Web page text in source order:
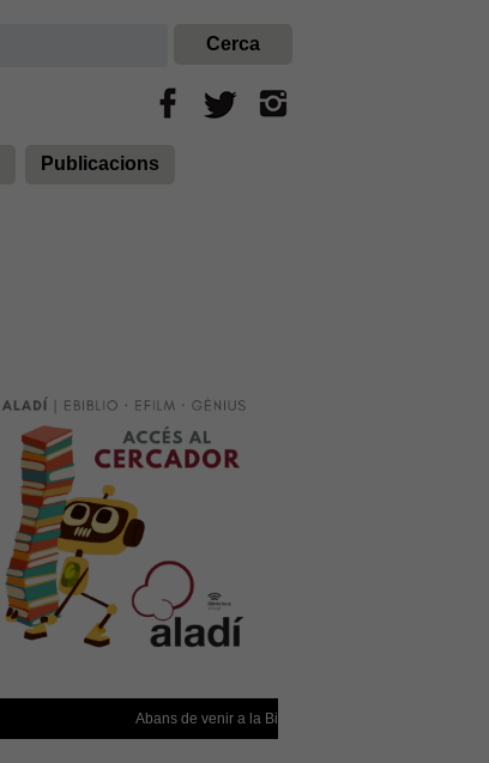
Publicacions
Abans de venir a la Biblioteca, confirmeu que està oberta!